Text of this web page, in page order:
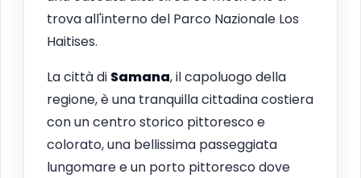
trova all'interno del Parco Nazionale Los
Haitises.
La città di Samana, il capoluogo della
regione, è una tranquilla cittadina costiera
con un centro storico pittoresco e
colorato, una bellissima passeggiata
lungomare e un porto pittoresco dove